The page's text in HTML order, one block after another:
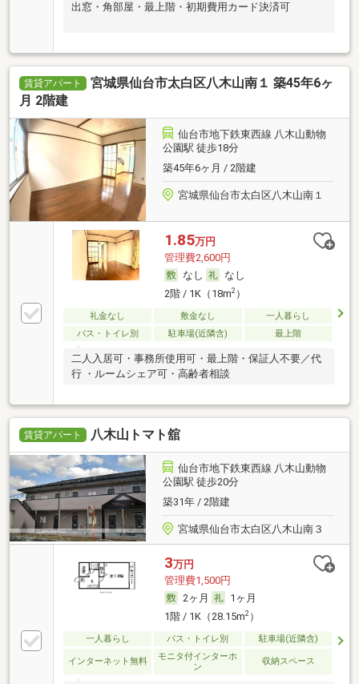
出窓・角部屋・最上階・初期費用カード決済可
賃貸アパート
宮城県仙台市太白区八木山南１ 築45年6ヶ
月 2階建
仙台市地下鉄東西線 八木山動物
公園駅 徒歩18分
築45年6ヶ月 / 2階建
宮城県仙台市太白区八木山南１
1.85万円
管理費2,600円
なし
なし
2階 / 1K（18m2）
礼金なし 敷金なし
一人暮らし
バス・トイレ別
駐車場(近隣含) 最上階
二人入居可・事務所使用可・最上階・保証人不要／代
行 ・ルームシェア可・高齢者相談
賃貸アパート 八木山トマト舘
仙台市地下鉄東西線 八木山動物
公園駅 徒歩20分
築31年 / 2階建
宮城県仙台市太白区八木山南３
3万円
管理費1,500円
2ヶ月
1ヶ月
1階 / 1K（28.15m2）
一人暮らし バス・トイレ別 駐車場(近隣含)
インターネット無料
モニタ付インターホ
ン
収納スペース